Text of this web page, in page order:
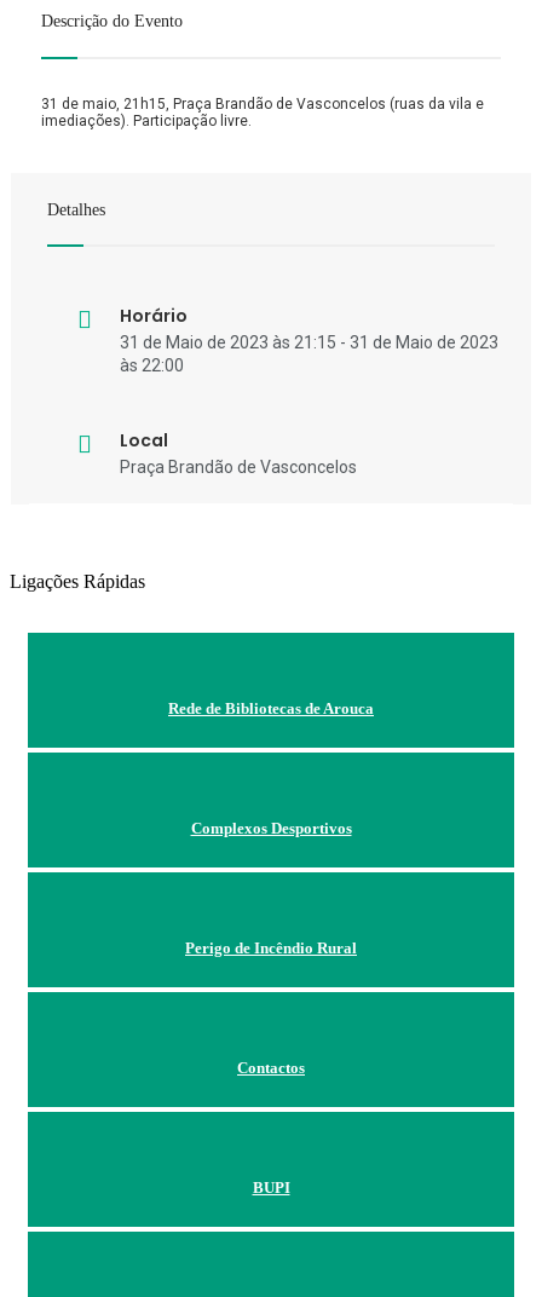
Descrição do Evento
31 de maio, 21h15, Praça Brandão de Vasconcelos (ruas da vila e
imediações). Participação livre.
Detalhes
Horário
31 de Maio de 2023 às 21:15 - 31 de Maio de 2023
às 22:00
Local
Praça Brandão de Vasconcelos
Ligações Rápidas
Rede de Bibliotecas de Arouca
Complexos Desportivos
Perigo de Incêndio Rural
Contactos
BUPI